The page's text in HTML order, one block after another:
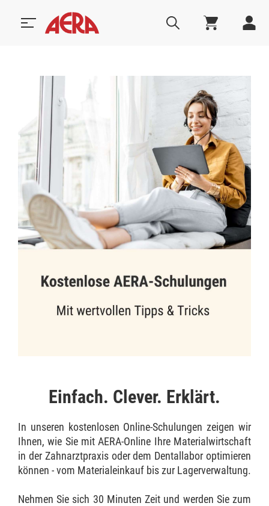
Einfach. Clever. Erklärt.
In unseren kostenlosen Online-Schulungen zeigen wir
Ihnen, wie Sie mit AERA-Online Ihre Materialwirtschaft
in der Zahnarztpraxis oder dem Dentallabor optimieren
können - vom Materialeinkauf bis zur Lagerverwaltung.
Nehmen Sie sich 30 Minuten Zeit und werden Sie zum